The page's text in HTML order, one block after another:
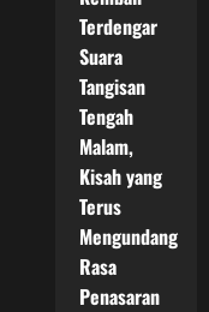
Terdengar
Suara
Tangisan
Tengah
Malam,
Kisah yang
Terus
Mengundang
Rasa
Penasaran